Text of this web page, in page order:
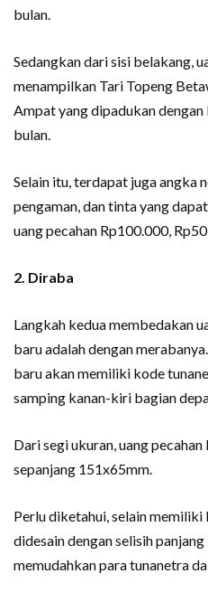
bulan.
Sedangkan dari sisi belakang,
menampilkan Tari Topeng
Ampat yang dipadukan
bulan.
Selain itu, terdapat juga angka
pengaman, dan tinta yang
uang pecahan Rp100.000,
2. Diraba
Langkah kedua membedakan
baru adalah dengan
baru akan memiliki kode
samping kanan-kiri bagian
Dari segi ukuran, uang
sepanjang 151x65mm.
Perlu diketahui, selain
didesain dengan selisih
memudahkan para tunanetra